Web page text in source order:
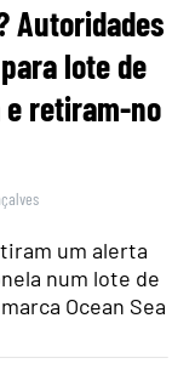
Autoridades
lote de
e retiram-no
um alerta
num lote de
Ocean Sea